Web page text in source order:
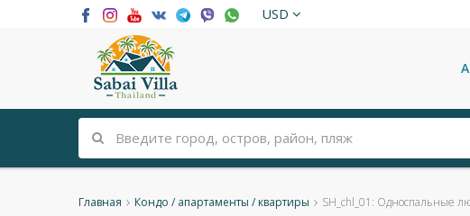
USD
Главная Кондо / апартаменты / квартиры SH_chl_01: Односпальные